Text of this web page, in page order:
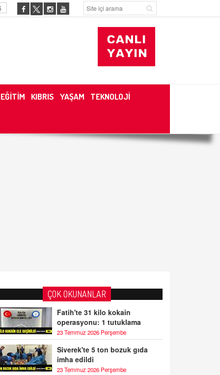
EĞİTİM KIBRIS YAŞAM TEKNOLOJİ
ÇOK OKUNANLAR
Fatih'te 31 kilo kokain
operasyonu: 1 tutuklama
23 Temmuz 2026 Perşembe
Siverek'te 5 ton bozuk gıda
imha edildi
23 Temmuz 2026 Perşembe